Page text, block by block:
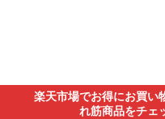
楽天市場でお得にお買い
れ筋商品をチェ